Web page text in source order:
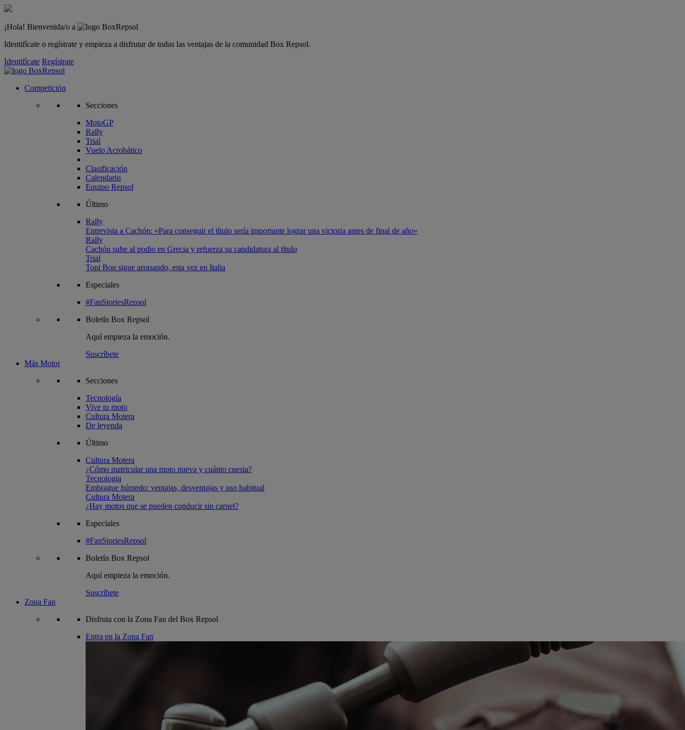
¡Hola! Bienvenida/o a
Identifícate o regístrate y empieza a disfrutar de todas las ventajas de la comunidad Box Repsol.
Identifícate Regístrate
Competición
Secciones
MotoGP
Rally
Trial
Vuelo Acrobático
Clasificación
Calendario
Equipo Repsol
Último
Rally
Entrevista a Cachón: «Para conseguir el título sería importante lograr una victoria antes de final de año»
Rally
Cachón sube al podio en Grecia y refuerza su candidatura al título
Trial
Toni Bou sigue arrasando, esta vez en Italia
Especiales
#FanStoriesRepsol
Boletín Box Repsol
Aquí empieza la emoción.
Suscríbete
Más Motor
Secciones
Tecnología
Vive tu moto
Cultura Motera
De leyenda
Último
Cultura Motera
¿Cómo matricular una moto nueva y cuánto cuesta?
Tecnologia
Embrague húmedo: ventajas, desventajas y uso habitual
Cultura Motera
¿Hay motos que se pueden conducir sin carnet?
Especiales
#FanStoriesRepsol
Boletín Box Repsol
Aquí empieza la emoción.
Suscríbete
Zona Fan
Disfruta con la Zona Fan del Box Repsol
Entra en la Zona Fan